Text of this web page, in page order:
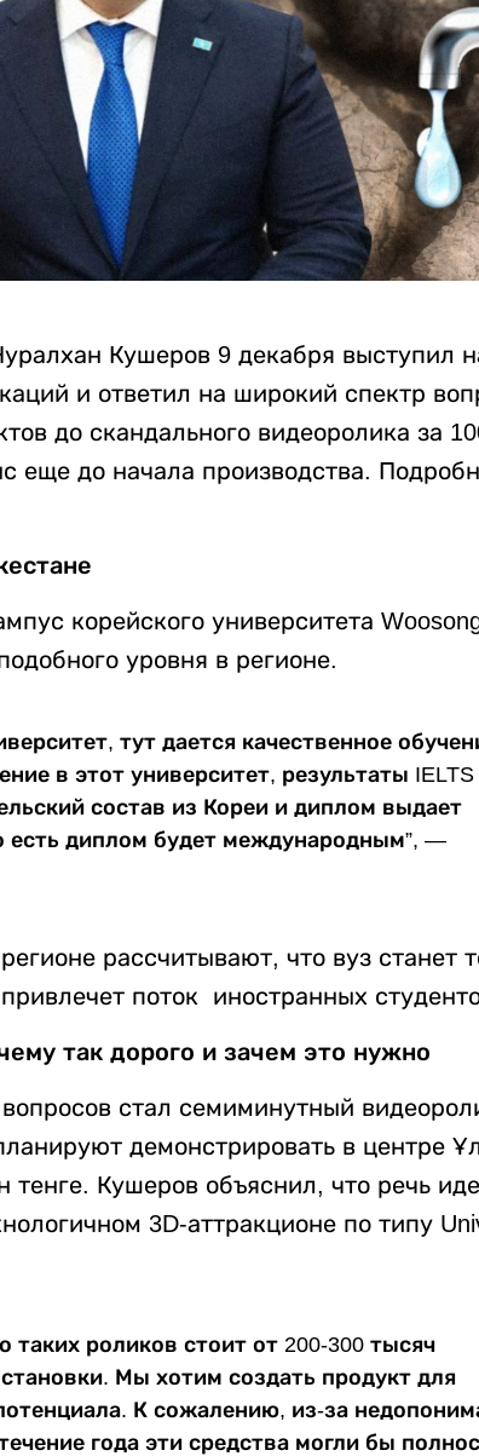
Кушеров 9 декабря выступил
и ответил на широкий спектр
до скандального видеоролика за
еще до начала производства.
корейского университета
уровня в регионе.
тут дается качественное
в этот университет, результаты IELTS
состав из Кореи и диплом выдает
есть диплом будет международным”, —
рассчитывают, что вуз станет
поток иностранных
так дорого и зачем это нужно
стал семиминутный
демонстрировать в центре
Кушеров объяснил, что речь
3D-аттракционе по типу
таких роликов стоит от 200-300 тысяч
Мы хотим создать продукт для
К сожалению, из-за
года эти средства могли бы